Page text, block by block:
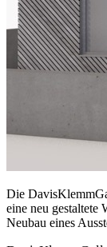
Die
eine neu gestaltete
Neubau eines